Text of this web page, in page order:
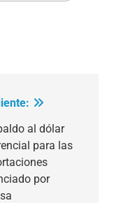
al dólar
para las
por